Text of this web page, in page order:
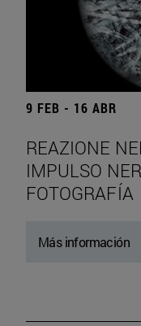
9 FEB - 16 ABR
REAZIONE
IMPULSO
FOTOGRAFÍA
Más información